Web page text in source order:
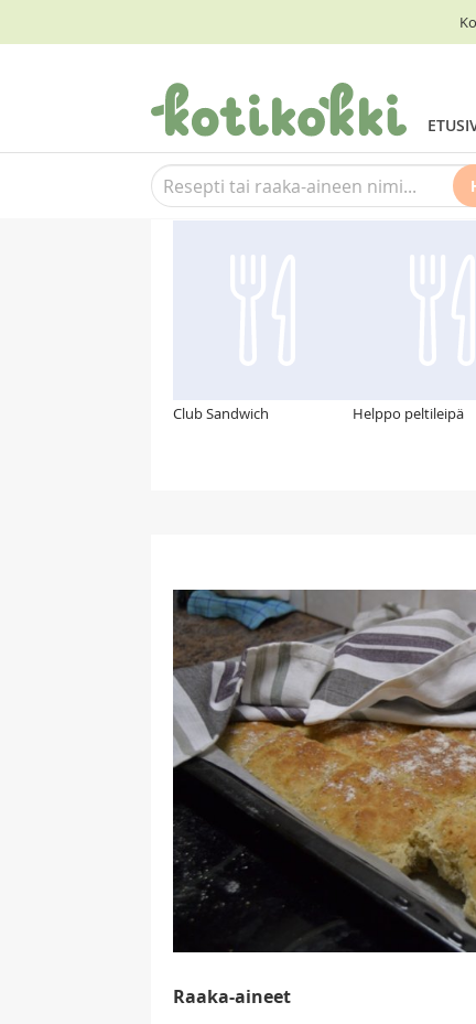
Suosittelemme myös
Club Sandwich Helppo peltileipä
Raaka-aineet